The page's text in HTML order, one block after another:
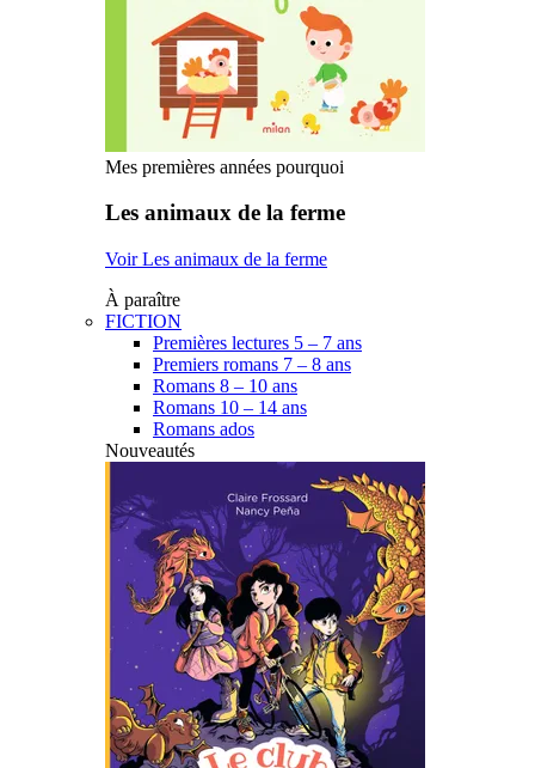
Mes premières années pourquoi
Les animaux de la ferme
Voir Les animaux de la ferme
À paraître
FICTION
Premières lectures 5 – 7 ans
Premiers romans 7 – 8 ans
Romans 8 – 10 ans
Romans 10 – 14 ans
Romans ados
Nouveautés